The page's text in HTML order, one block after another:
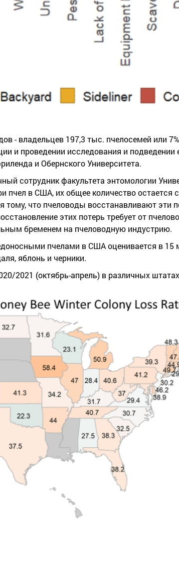
- владельцев 197,3 тыс. пчелосемей или
и проведении исследования и подведении
и Обернского Университета.
сотрудник факультета энтомологии
пчел в США, их общее количество остается
тому, что пчеловоды восстанавливают эти
этих потерь требует от
бременем на пчеловодную индустрию.
пчелами в США оценивается в 15
яблонь и черники.
2021 (октябрь-апрель) в различных